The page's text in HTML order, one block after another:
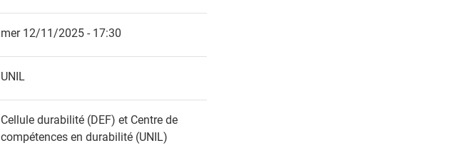
mer 12/11/2025 - 17:30
UNIL
Cellule durabilité (DEF) et Centre de
compétences en durabilité (UNIL)